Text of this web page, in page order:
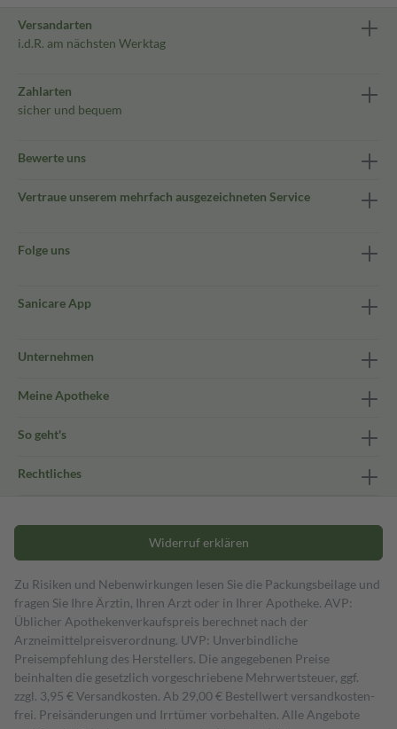
Versandarten
i.d.R. am nächsten Werktag
Zahlarten
sicher und bequem
Bewerte uns
Vertraue unserem mehrfach ausgezeichneten Service
Folge uns
Sanicare App
Unternehmen
Meine Apotheke
So geht's
Rechtliches
Widerruf erklären
Zu Risiken und Nebenwirkungen lesen Sie die Packungsbeilage und
fragen Sie Ihre Ärztin, Ihren Arzt oder in Ihrer Apotheke. AVP:
Üblicher Apothekenverkaufspreis berechnet nach der
Arzneimittelpreisverordnung. UVP: Unverbindliche
Preisempfehlung des Herstellers. Die angegebenen Preise
beinhalten die gesetzlich vorgeschriebene Mehrwertsteuer, ggf.
zzgl. 3,95 € Versandkosten. Ab 29,00 € Bestell­wert versand­kosten­
frei. Preisänderungen und Irrtümer vorbehalten. Alle Angebote